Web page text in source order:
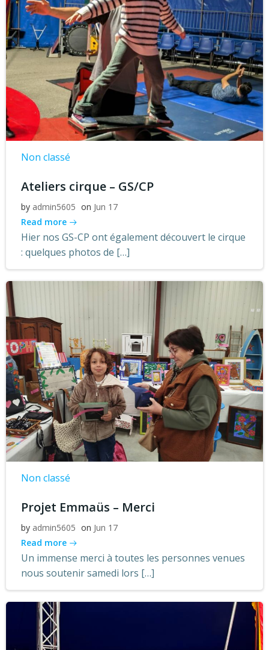
Non classé
Ateliers cirque – GS/CP
by admin5605 on Jun 17
Read more
Hier nos GS-CP ont également découvert le cirque
: quelques photos de […]
Non classé
Projet Emmaüs – Merci
by admin5605 on Jun 17
Read more
Un immense merci à toutes les personnes venues
nous soutenir samedi lors […]